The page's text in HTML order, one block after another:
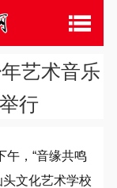
艺术音乐
行
午，“音缘共鸣
文化艺术学校